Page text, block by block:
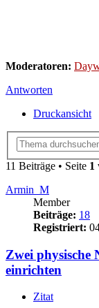
Moderatoren:
Antworten
Druckansicht
11 Beiträge • Seite 1
Armin_M
Member
Beiträge: 18
Registriert:
Zwei physische
einrichten
Zitat